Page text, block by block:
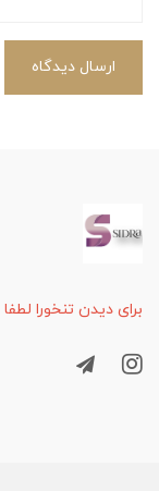
ارسال دیدگاه
برای دیدن تنخورا